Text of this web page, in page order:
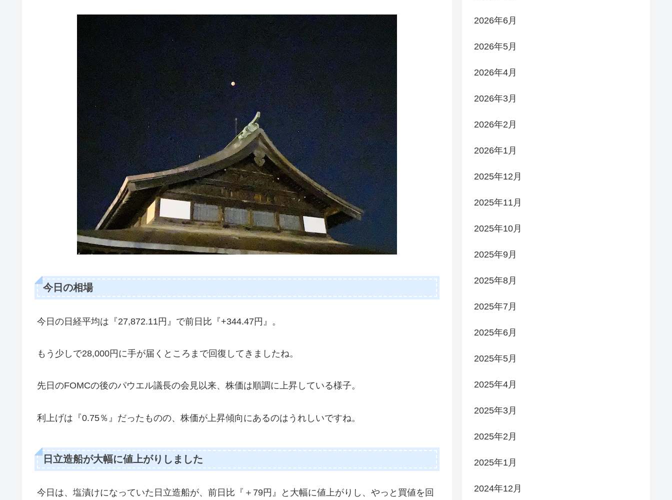
今日の相場
今日の日経平均は『27,872.11円』で前日比『+344.47円』。
もう少しで28,000円に手が届くところまで回復してきましたね。
先日のFOMCの後のパウエル議長の会見以来、株価は順調に上昇している様子。
利上げは『0.75％』だったものの、株価が上昇傾向にあるのはうれしいですね。
日立造船が大幅に値上がりしました
今日は、塩漬けになっていた日立造船が、前日比『＋79円』と大幅に値上がりし、やっと買値を回
2026年6月
2026年5月
2026年4月
2026年3月
2026年2月
2026年1月
2025年12月
2025年11月
2025年10月
2025年9月
2025年8月
2025年7月
2025年6月
2025年5月
2025年4月
2025年3月
2025年2月
2025年1月
2024年12月